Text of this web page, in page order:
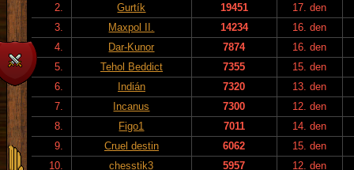
2.
Gurtík 19451
17. den
3.
Maxpol II. 14234
16. den
4.
Dar-Kunor 7874
16. den
5.
Tehol Beddict 7355
15. den
6.
Indián 7320
13. den
7.
Incanus 7300
12. den
8.
Figo1 7011
14. den
9.
Cruel destin 6062
15. den
10.
chesstik3 5957 12. den